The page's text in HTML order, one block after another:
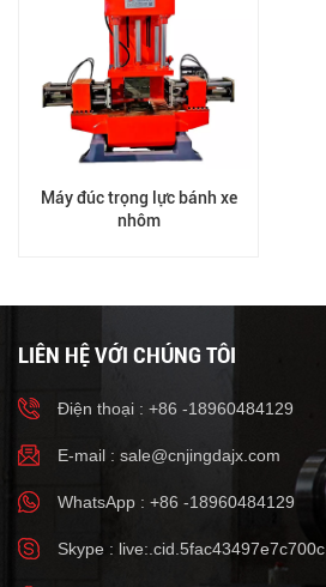
Máy đúc trọng lực bánh xe
nhôm
LIÊN HỆ VỚI CHÚNG TÔI
Điện thoại : +86 -18960484129
E-mail : sale@cnjingdajx.com
WhatsApp : +86 -18960484129
Skype : live:.cid.5fac43497e7c700c